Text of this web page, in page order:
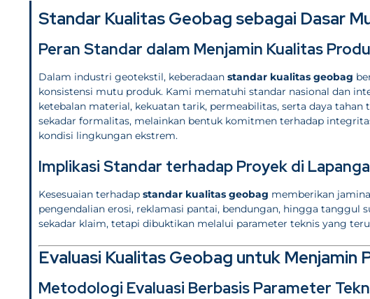
Standar Kualitas Geobag sebagai Dasar
Peran Standar dalam Menjamin Kualitas
Dalam industri geotekstil, keberadaan standar kualitas geobag
konsistensi mutu produk. Kami mematuhi standar nasional dan
ketebalan material, kekuatan tarik, permeabilitas, serta daya
sekadar formalitas, melainkan bentuk komitmen terhadap
kondisi lingkungan ekstrem.
Implikasi Standar terhadap Proyek di
Kesesuaian terhadap standar kualitas geobag memberikan
pengendalian erosi, reklamasi pantai, bendungan, hingga tanggul
sekadar klaim, tetapi dibuktikan melalui parameter teknis yang
Evaluasi Kualitas Geobag untuk Menjamin
Metodologi Evaluasi Berbasis Parameter